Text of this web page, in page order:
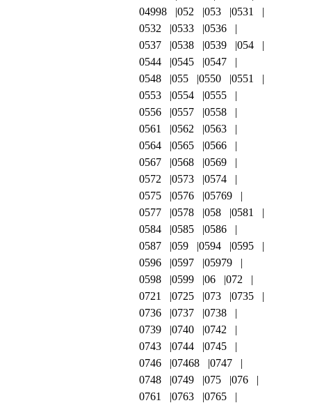
04998
052 053
0531
0532
0533
0536
0537
0538 0539
054
0544
0545
0547
0548
055 0550
0551
0553
0554
0555
0556
0557
0558
0561
0562
0563
0564
0565
0566
0567
0568
0569
0572
0573
0574
0575
0576
05769
0577
0578 058
0581
0584
0585
0586
0587
059 0594
0595
0596
0597
05979
0598
0599 06
072
0721
0725 073
0735
0736
0737
0738
0739
0740
0742
0743
0744
0745
0746
07468
0747
0748
0749 075
076
0761
0763
0765